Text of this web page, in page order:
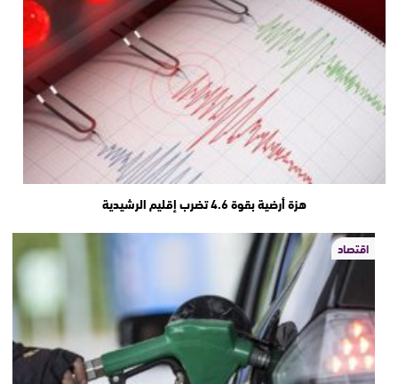
هزة أرضية بقوة 4.6 تضرب إقليم الرشيدية
اقتصاد